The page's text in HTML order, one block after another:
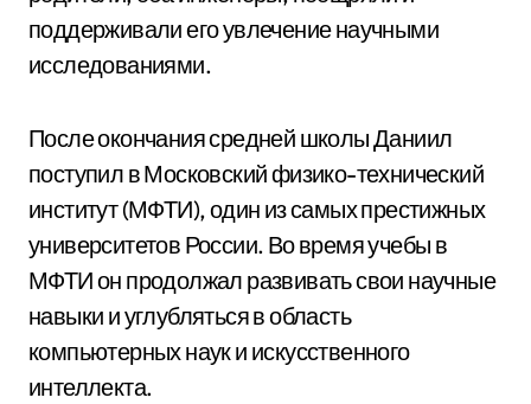
поддерживали его увлечение научными
исследованиями.
После окончания средней школы Даниил
поступил в Московский физико-технический
институт (МФТИ), один из самых престижных
университетов России. Во время учебы в
МФТИ он продолжал развивать свои научные
навыки и углубляться в область
компьютерных наук и искусственного
интеллекта.